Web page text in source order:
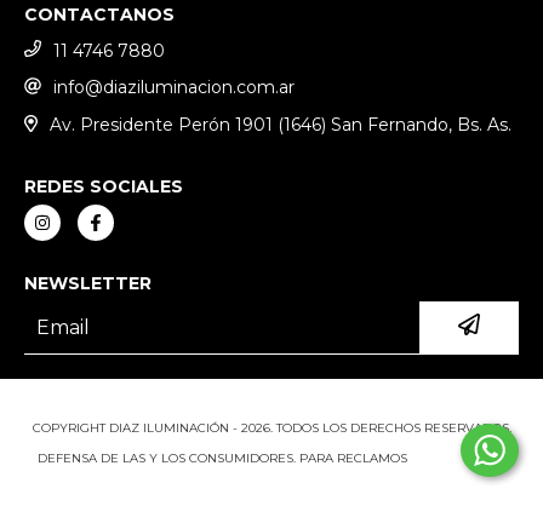
CONTACTANOS
11 4746 7880
info@diaziluminacion.com.ar
Av. Presidente Perón 1901 (1646) San Fernando, Bs. As.
REDES SOCIALES
NEWSLETTER
COPYRIGHT DIAZ ILUMINACIÓN - 2026. TODOS LOS DERECHOS RESERVADOS.
DEFENSA DE LAS Y LOS CONSUMIDORES. PARA RECLAMOS
INGRESÁ ACÁ.